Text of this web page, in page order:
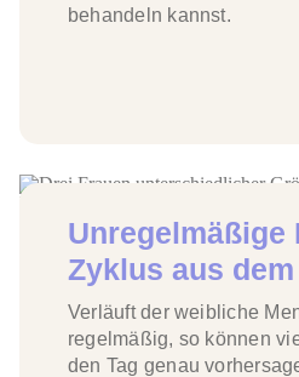
behandeln kannst.
Unregelmäßige
Zyklus aus dem
Verläuft der weibliche
regelmäßig, so können
den Tag genau